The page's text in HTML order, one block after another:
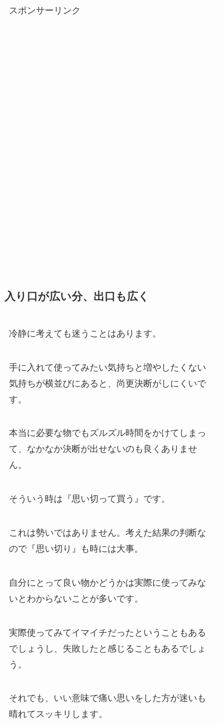
スポンサーリンク
入り口が広い分、出口も広く
冷静に考えても迷うことはあります。
手に入れて使ってみたい気持ちと増やしたくない
気持ちが横並びにあると、尚更決断がしにくいで
す。
本当に必要な物でもズルズル時間をかけてしまっ
て、なかなか決断が出せないのも良くありませ
ん。
そういう時は『思い切って買う』です。
これは勢いではありません。考えた結果の判断な
ので『思い切り』も時には大事。
自分にとって良い物かどうかは実際に使ってみな
いとわからないことが多いです。
実際使ってみてイマイチだったということもある
でしょうし、失敗したと感じることもあるでしょ
う。
それでも、いい意味で痛い思いをした方が迷いも
晴れてスッキリします。